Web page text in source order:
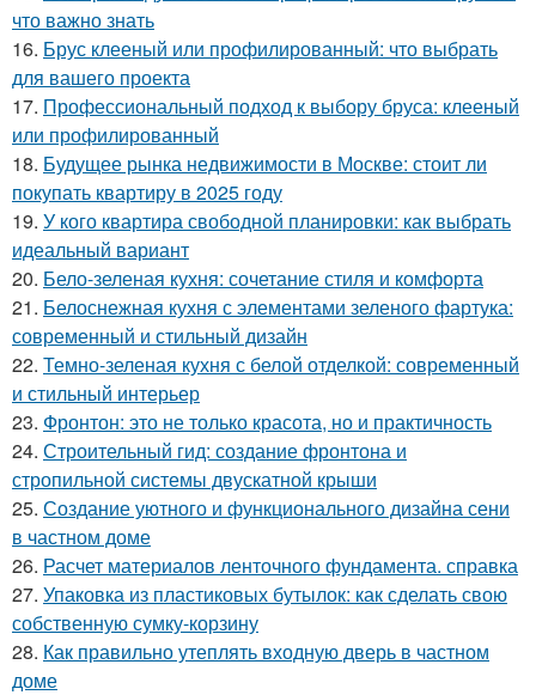
что важно знать
16. Брус клееный или профилированный: что выбрать
для вашего проекта
17. Профессиональный подход к выбору бруса: клееный
или профилированный
18. Будущее рынка недвижимости в Москве: стоит ли
покупать квартиру в 2025 году
19. У кого квартира свободной планировки: как выбрать
идеальный вариант
20. Бело-зеленая кухня: сочетание стиля и комфорта
21. Белоснежная кухня с элементами зеленого фартука:
современный и стильный дизайн
22. Темно-зеленая кухня с белой отделкой: современный
и стильный интерьер
23. Фронтон: это не только красота, но и практичность
24. Строительный гид: создание фронтона и
стропильной системы двускатной крыши
25. Создание уютного и функционального дизайна сени
в частном доме
26. Расчет материалов ленточного фундамента. справка
27. Упаковка из пластиковых бутылок: как сделать свою
собственную сумку-корзину
28. Как правильно утеплять входную дверь в частном
доме